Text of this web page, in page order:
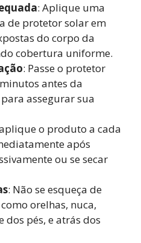
: Aplique uma
de protetor solar em
do corpo da
cobertura uniforme.
: Passe o protetor
antes da
assegurar sua
o produto a cada
após
ou se secar
: Não se esqueça de
orelhas, nuca,
dos pés, e atrás dos